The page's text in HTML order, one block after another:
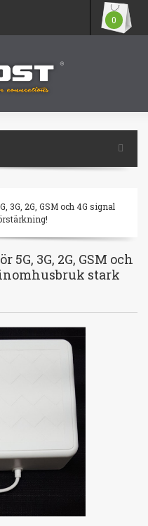
0
3G, 2G, GSM och 4G signal
3G, 2G, GSM och
stark